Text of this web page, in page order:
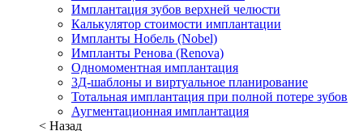
Имплантация зубов верхней челюсти
Калькулятор стоимости имплантации
Импланты Нобель (Nobel)
Импланты Ренова (Renova)
Одномоментная имплантация
3Д-шаблоны и виртуальное планирование
Тотальная имплантация при полной потере зубов
Аугментационная имплантация
< Назад